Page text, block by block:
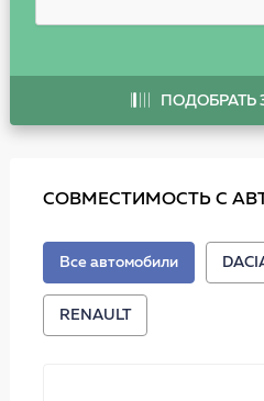
ПОДОБРАТЬ
СОВМЕСТИМОСТЬ С
Все автомобили
RENAULT